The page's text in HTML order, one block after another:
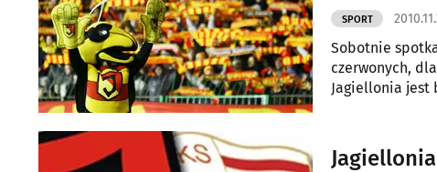
SPORT
Sobotnie
czerwonych,
Jagiellonia jest